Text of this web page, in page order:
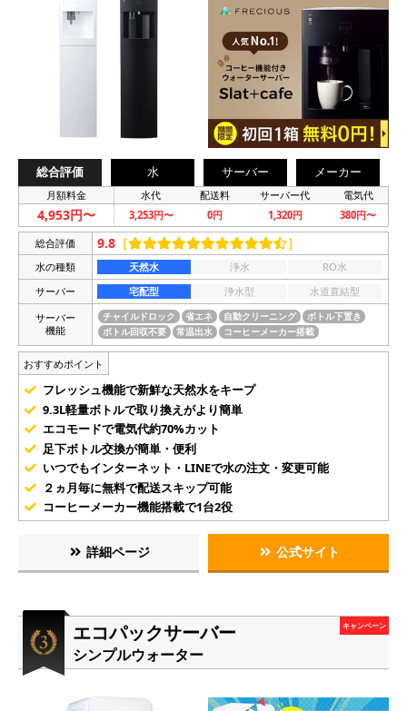
総合評価 水 サーバー メーカー
月額料金 水代 配送料 サーバー代 電気代
4,953円〜 3,253円〜 0円 1,320円 380円〜
総合評価 9.8 ［ ］
水の種類 天然水 浄水
RO水
サーバー
宅配型 浄水型
水道直結型
サーバー
機能
チャイルドロック 省エネ 自動クリーニング
ボトル下置き
ボトル回収不要
常温出水 コーヒーメーカー搭載
おすすめポイント
フレッシュ機能で新鮮な天然水をキープ
9.3L軽量ボトルで取り換えがより簡単
エコモードで電気代約70%カット
足下ボトル交換が簡単・便利
いつでもインターネット・LINEで水の注文・変更可能
２ヵ月毎に無料で配送スキップ可能
コーヒーメーカー機能搭載で1台2役
詳細ページ 公式サイト
エコパックサーバー
シンプルウォーター
キャンペーン